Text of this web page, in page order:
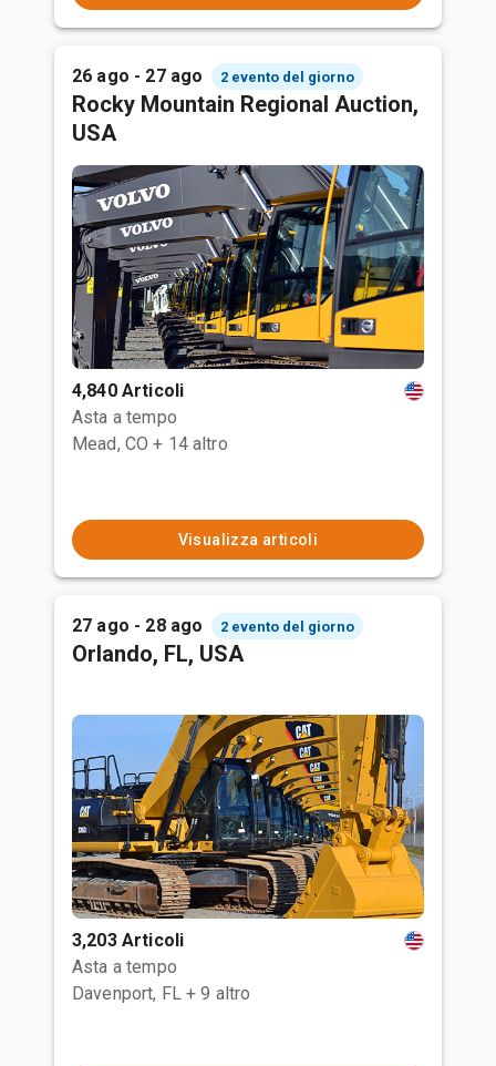
26 ago - 27 ago 2 evento del giorno
Rocky Mountain Regional Auction,
USA
4,840 Articoli
Asta a tempo
Mead, CO + 14 altro
Visualizza articoli
27 ago - 28 ago 2 evento del giorno
Orlando, FL, USA
3,203 Articoli
Asta a tempo
Davenport, FL + 9 altro